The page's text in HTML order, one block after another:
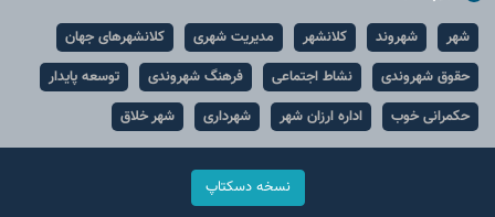
شهر شهروند کلانشهر مدیریت شهری
کلانشهرهای جهان
حقوق شهروندی
نشاط اجتماعی فرهنگ شهروندی
توسعه پایدار
حکمرانی خوب
اداره ارزان شهر شهرداری شهر خلاق
نسخه دسکتاپ